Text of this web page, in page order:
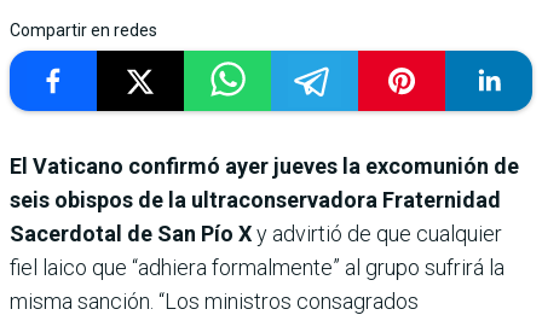
Compartir en redes
El Vaticano confirmó ayer jueves la excomunión de
seis obispos de la ultraconservadora Fraternidad
Sacerdotal de San Pío Xy advirtió de que cualquier
fiel laico que “adhiera formalmente” al grupo sufrirá la
misma sanción. “Los ministros consagrados